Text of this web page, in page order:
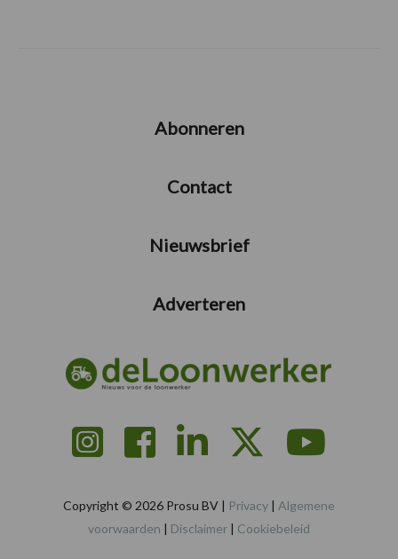
Abonneren
Contact
Nieuwsbrief
Adverteren
Copyright © 2026 Prosu BV | Privacy | Algemene
voorwaarden | Disclaimer | Cookiebeleid